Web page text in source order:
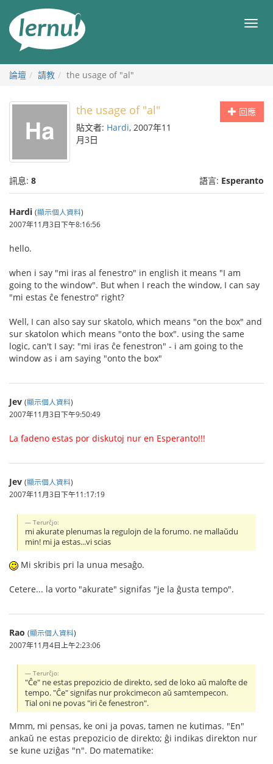
目
論壇 請教 the usage of "al"
回應
the usage of "al"
貼文者: Hardi, 2007年11
月3日
訊息: 8 語言: Esperanto
Hardi (顯示個人資料)
2007年11月3日下午8:16:56
hello.
when i say "mi iras al fenestro" in english it means "I am
going to the window". But when I reach the window, I can say
"mi estas ĉe fenestro" right?
Well, I can also say sur skatolo, which means "on the box" and
sur skatolon which means "onto the box". using the same
logic, can't I say: "mi iras ĉe fenestron" - i am going to the
window as i am saying "onto the box"
Jev (顯示個人資料)
2007年11月3日下午9:50:49
La fadeno estas por diskutoj nur en Esperanto!!!
Jev (顯示個人資料)
2007年11月3日下午11:17:19
Terurĉjo:
mi akurate plenumas la regulojn de la forumo. ne mallaŭdu
min! mi ja estas...vi scias
Mi skribis pri la unua mesaĝo.
Cetere... la vorto "akurate" signifas "je la ĝusta tempo".
Rao (顯示個人資料)
2007年11月4日上午2:23:06
Terurĉjo:
"Ĉe" ne estas prepozicio de direkto, sed de loko aŭ malofte de
tempo. "Ĉe" signifas nur prokcimecon aŭ samtempecon.
Tial oni ne povas "iri ĉe fenestron".
Mmm, mi pensas, ke oni ja povas, tamen ne kutimas. "En"
ankaŭ ne estas prepozicio de direkto; ĝi indikas direkton nur
se kune uziĝas "n". Do matematike: